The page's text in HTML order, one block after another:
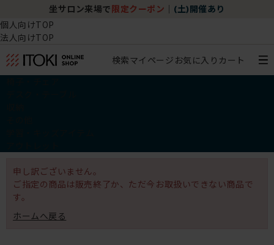
坐サロン来場で 限定クーポン (土)開催あり
個人向けTOP
法人向けTOP
検索マイページ お気に入り カート
申し訳ございません。
ご指定の商品は販売終了か、ただ今お取扱いできない商品で
す。
ホームへ戻る